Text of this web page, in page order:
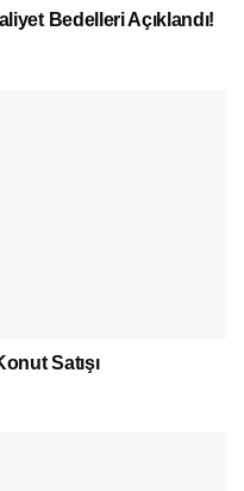
Bedelleri Açıklandı!
Satışı